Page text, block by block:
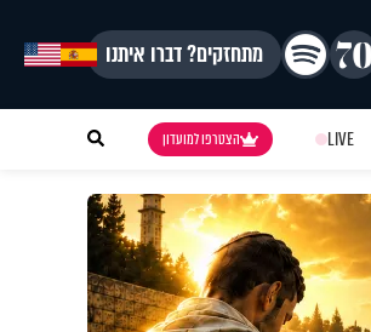
מתחזקים? דברו איתנו
LIVE הצטרפו למועדון